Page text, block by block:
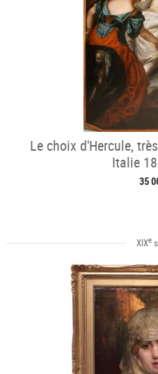
Le choix d'Hercule,
Italie
35
XIXe